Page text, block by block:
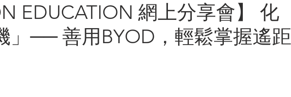
EDUCATION 網上分享會】 化
」── 善用BYOD，輕鬆掌握遙距